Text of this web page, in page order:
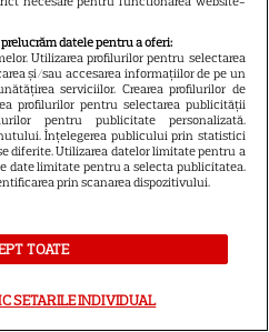
extrem de
Datorită
ale rochiei,
să folosească un
mașină, pentru a
într-un club
Această alegere
l cu adevărat
datele pentru a oferi:
Utilizarea profilurilor pentru selectarea
și/sau accesarea informațiilor de pe un
serviciilor. Crearea profilurilor de
profilurilor pentru selectarea publicității
pentru publicitate personalizată.
Înțelegerea publicului prin statistici
diferite. Utilizarea datelor limitate pentru a
date limitate pentru a selecta publicitatea.
prin scanarea dispozitivului.
TOATE
SETARILE INDIVIDUAL